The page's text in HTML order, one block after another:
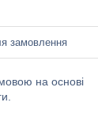
замовлення
на основі